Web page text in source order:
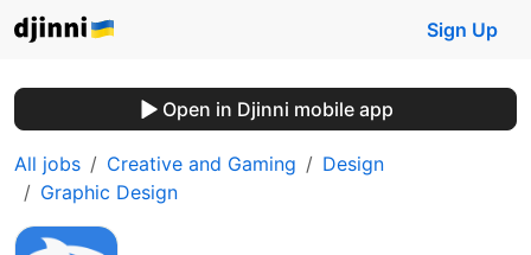
Sign Up
Open in Djinni mobile app
All jobs Creative and Gaming
Design
Graphic Design